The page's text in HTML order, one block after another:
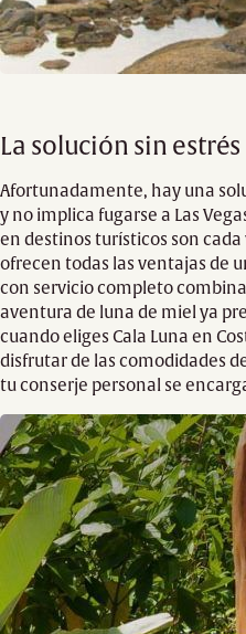
La solución sin estrés
Afortunadamente, hay una
y no implica fugarse a Las
en destinos turísticos son
ofrecen todas las ventajas de
con servicio completo
aventura de luna de miel ya
cuando eliges Cala Luna en
disfrutar de las comodidades
tu conserje personal se